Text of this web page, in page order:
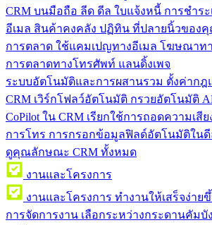
CRM บนมือถือ ลีด ดีล ใบแจ้งหนี้ การชำร
อีเมล สินค้าคงคลัง ปฏิทิน ที่ปลายนิ้วของ
การตลาด ใช้แคมเปญทางอีเมล โฆษณาทา
การตลาดทางโทรศัพท์ แลนดิ้งเพจ
ระบบอัตโนมัติและการผสานรวม ตั้งค่ากฎ
CRM เวิร์กโฟลว์อัตโนมัติ กรวยอัตโนมัติ
CoPilot ใน CRM เรียกใช้การถอดความเสี
การโทร การกรอกข้อมูลฟิลด์อัตโนมัติในดี
ดูคุณลักษณะ CRM ทั้งหมด
งานและโครงการ
งานและโครงการ ทำงานให้เสร็จง่าย
การจัดการงาน เลือกระหว่างกระดานคัม